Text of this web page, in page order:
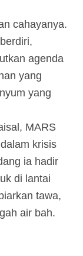
cahayanya.
agenda
yang
yang
MARS
krisis
ia hadir
di lantai
tawa,
air bah.